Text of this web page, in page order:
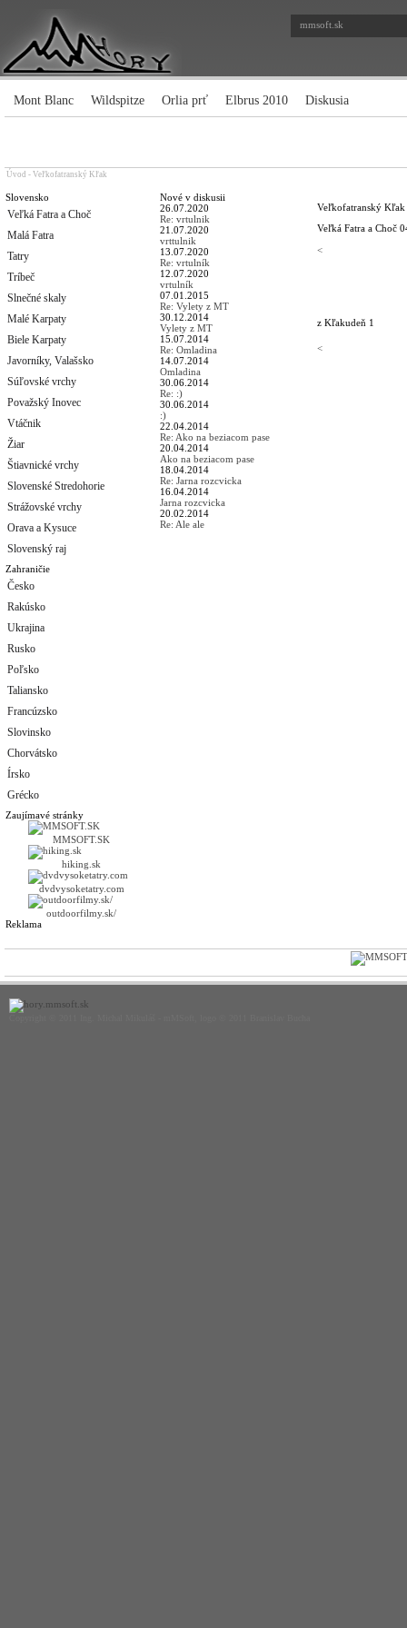
mmsoft.sk
Mont Blanc Wildspitze Orlia prť Elbrus 2010 Diskusia
Úvod - Veľkofatranský Kľak
Slovensko
Veľká Fatra a Choč
Malá Fatra
Tatry
Tríbeč
Slnečné skaly
Malé Karpaty
Biele Karpaty
Javorníky, Valašsko
Súľovské vrchy
Považský Inovec
Vtáčnik
Žiar
Štiavnické vrchy
Slovenské Stredohorie
Strážovské vrchy
Orava a Kysuce
Slovenský raj
Zahraničie
Česko
Rakúsko
Ukrajina
Rusko
Poľsko
Taliansko
Francúzsko
Slovinsko
Chorvátsko
Írsko
Grécko
Zaujímavé stránky
MMSOFT.SK
hiking.sk
dvdvysoketatry.com
outdoorfilmy.sk/
Reklama
Nové v diskusii
26.07.2020
Re: vrtulnik
21.07.2020
vrttulnik
13.07.2020
Re: vrtulník
12.07.2020
vrtulník
07.01.2015
Re: Vylety z MT
30.12.2014
Vylety z MT
15.07.2014
Re: Omladina
14.07.2014
Omladina
30.06.2014
Re: :)
30.06.2014
:)
22.04.2014
Re: Ako na beziacom pase
20.04.2014
Ako na beziacom pase
18.04.2014
Re: Jarna rozcvicka
16.04.2014
Jarna rozcvicka
20.02.2014
Re: Ale ale
Veľkofatranský Kľak
Veľká Fatra a Choč
<
z Kľakudeň 1
<